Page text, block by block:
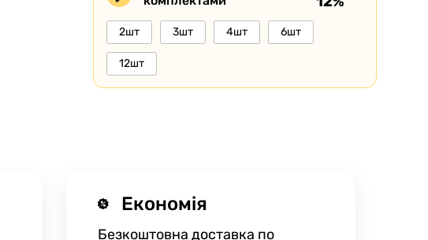
2шт 3шт 4шт 6шт
12шт
Економія
Безкоштовна доставка по